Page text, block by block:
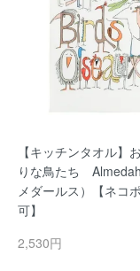
【キッチンタオル】
りな鳥たち
メダールス）【ネコ
可】
2,530円